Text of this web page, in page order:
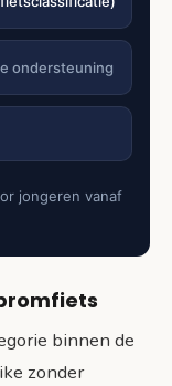
ondersteuning
jongeren vanaf
binnen de
zonder